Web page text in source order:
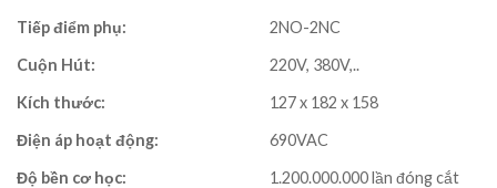
Tiếp điểm phụ:
2NO-2NC
Cuộn Hút:
220V, 380V,..
Kích thước:
127 x 182 x 158
Điện áp hoạt động:
690VAC
Độ bền cơ học:
1.200.000.000 lần đóng cắt